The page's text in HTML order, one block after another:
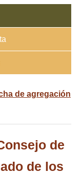
de agregación
de
de los